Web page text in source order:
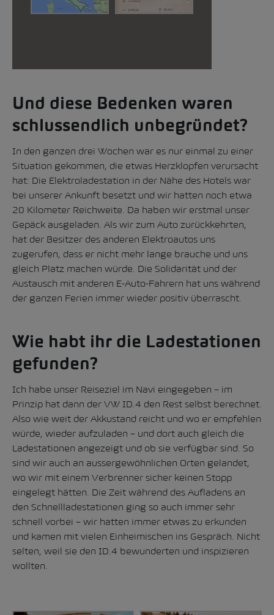
Und diese Bedenken waren
schlussendlich unbegründet?
In den ganzen drei Wochen war es nur einmal zu einer
Situation gekommen, die etwas Herzklopfen verursacht
hat: Die Elektroladestation in der Nähe des Hotels war
bei unserer Ankunft besetzt und wir hatten noch etwa
20 Kilometer Reichweite. Da haben wir erstmal unser
Gepäck ausgeladen. Als wir zum Auto zurückkehrten,
hat der Besitzer des anderen Elektroautos uns
zugerufen, dass er nicht mehr lange brauche und uns
gleich Platz machen würde. Die Solidarität und der
Austausch mit anderen E-Auto-Fahrern hat uns während
der ganzen Ferien immer wieder positiv überrascht.
Wie habt ihr die Ladestationen
gefunden?
Ich habe unser Reiseziel im Navi eingegeben – im
Prinzip hat dann der VW ID.4 den Rest selbst berechnet.
Also wie weit der Akkustand reicht und wo er empfehlen
würde, wieder aufzuladen – und dort auch gleich die
Ladestationen angezeigt und ob sie verfügbar sind. So
sind wir auch an aussergewöhnlichen Orten gelandet,
wo wir mit einem Verbrenner sicher keinen Stopp
eingelegt hätten. Die Zeit während des Aufladens an
den Schnellladestationen ging so auch immer sehr
schnell vorbei – wir hatten immer etwas zu erkunden
und kamen mit vielen Einheimischen ins Gespräch. Nicht
selten, weil sie den ID.4 bewunderten und inspizieren
wollten.